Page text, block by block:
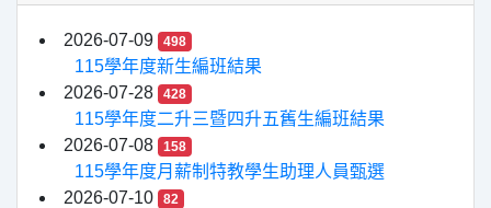
2026-07-09 498
115學年度新生編班結果
2026-07-28
428
115學年度二升三暨四升五舊生編班結果
2026-07-08
158
115學年度月薪制特教學生助理人員甄選
2026-07-10
82